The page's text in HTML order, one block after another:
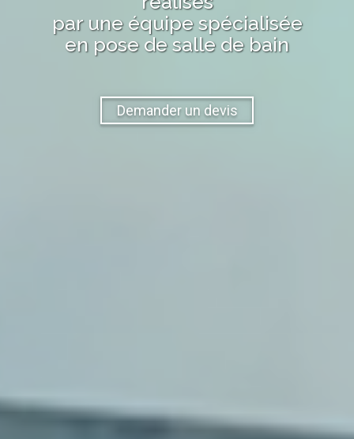
par une équipe spécialisée
en pose de salle de bain
Demander un devis